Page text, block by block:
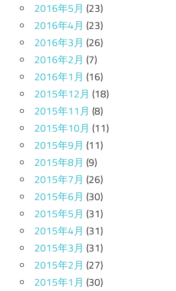
2016年5月 (23)
2016年4月 (23)
2016年3月 (26)
2016年2月 (7)
2016年1月 (16)
2015年12月 (18)
2015年11月 (8)
2015年10月 (11)
2015年9月 (11)
2015年8月 (9)
2015年7月 (26)
2015年6月 (30)
2015年5月 (31)
2015年4月 (31)
2015年3月 (31)
2015年2月 (27)
2015年1月 (30)